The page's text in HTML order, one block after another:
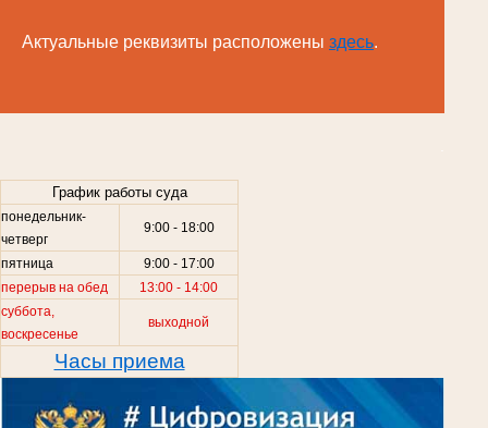
Актуальные реквизиты расположеныздесь.
График работы суда
понедельник-
четверг
9:00 - 18:00
пятница
9:00 - 17:00
перерыв на обед
13:00 - 14:00
суббота,
воскресенье
выходной
Часы приема